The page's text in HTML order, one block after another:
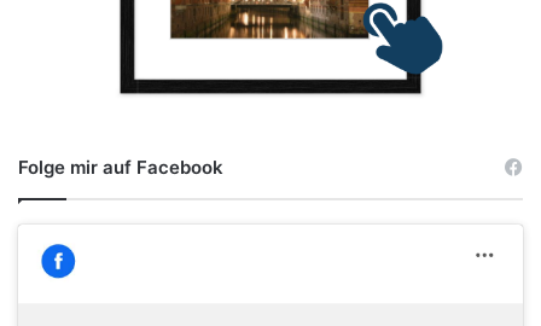
Folge mir auf Facebook